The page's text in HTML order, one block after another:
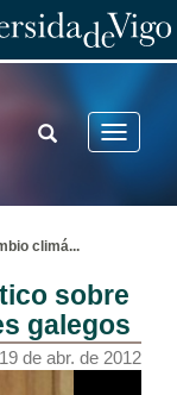
Toggle
TOGGLE
SEARCH
climá...
sobre
galegos
19 de abr. de 2012